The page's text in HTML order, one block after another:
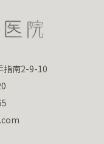
指南2-9-10